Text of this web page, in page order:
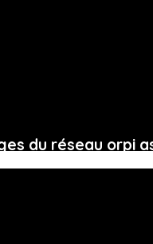
du réseau orpi
de l’immobilière